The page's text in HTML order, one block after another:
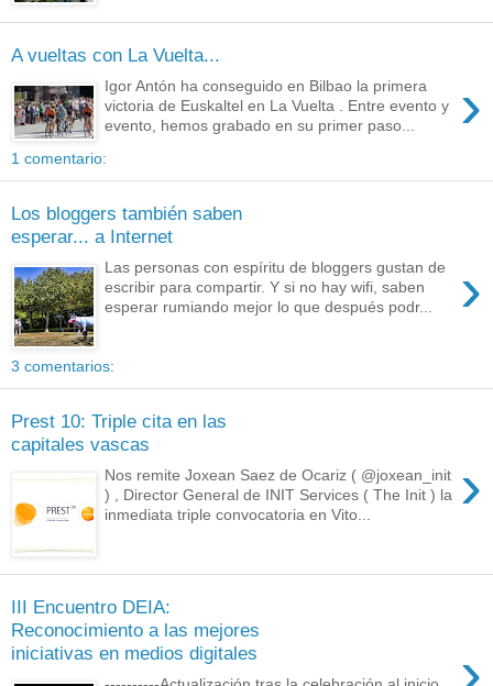
A vueltas con La Vuelta...
›
Igor Antón ha conseguido en Bilbao la primera
victoria de Euskaltel en La Vuelta . Entre evento y
evento, hemos grabado en su primer paso...
1 comentario:
Los bloggers también saben
esperar... a Internet
›
Las personas con espíritu de bloggers gustan de
escribir para compartir. Y si no hay wifi, saben
esperar rumiando mejor lo que después podr...
3 comentarios:
Prest 10: Triple cita en las
capitales vascas
›
Nos remite Joxean Saez de Ocariz ( @joxean_init
) , Director General de INIT Services ( The Init ) la
inmediata triple convocatoria en Vito...
III Encuentro DEIA:
Reconocimiento a las mejores
iniciativas en medios digitales